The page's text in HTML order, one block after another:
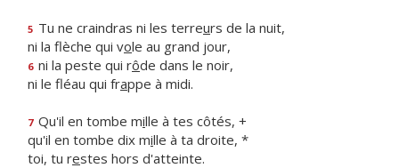
5 Tu ne craindras ni les terreurs de la nuit,
ni la flèche qui vole au grand jour,
6 ni la peste qui rôde dans le noir,
ni le fléau qui frappe à midi.
7 Qu'il en tombe mille à tes côtés, +
qu'il en tombe dix mille à ta droite, *
toi, tu restes hors d'atteinte.